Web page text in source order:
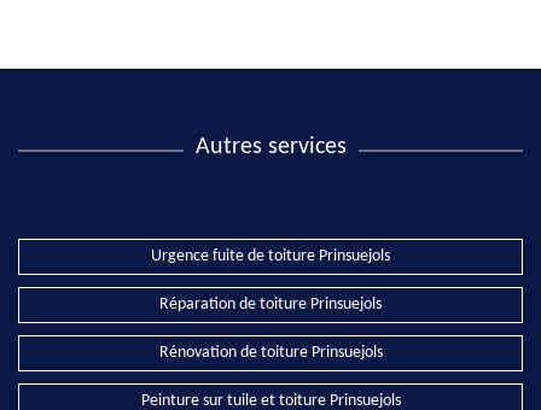
Autres services
Urgence fuite de toiture Prinsuejols
Réparation de toiture Prinsuejols
Rénovation de toiture Prinsuejols
Peinture sur tuile et toiture Prinsuejols